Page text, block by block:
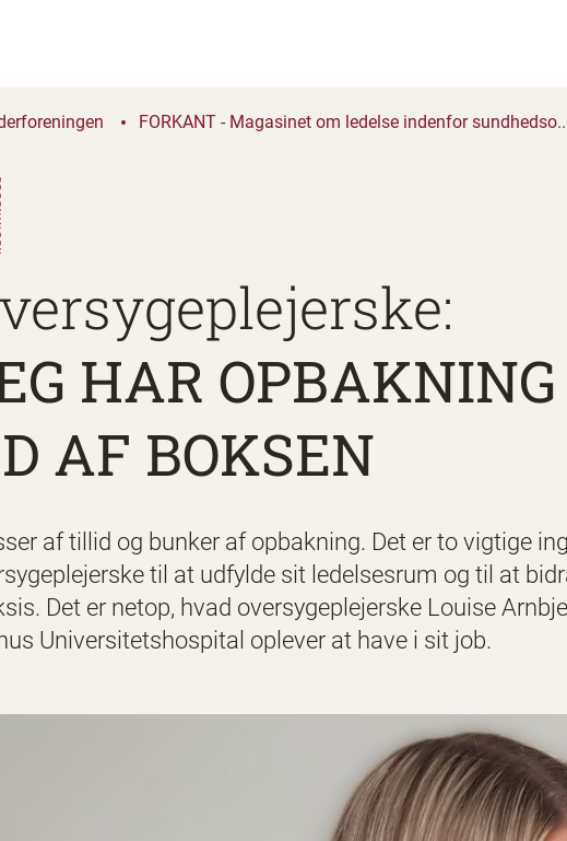
FORKANT - Magasinet om ledelse indenfor
HAR
AF BOKSEN
af tillid og bunker af opbakning. Det er to vigtige
til at udfylde sit ledelsesrum og til at
Det er netop, hvad oversygeplejerske Louise
Universitetshospital oplever at have i sit job.